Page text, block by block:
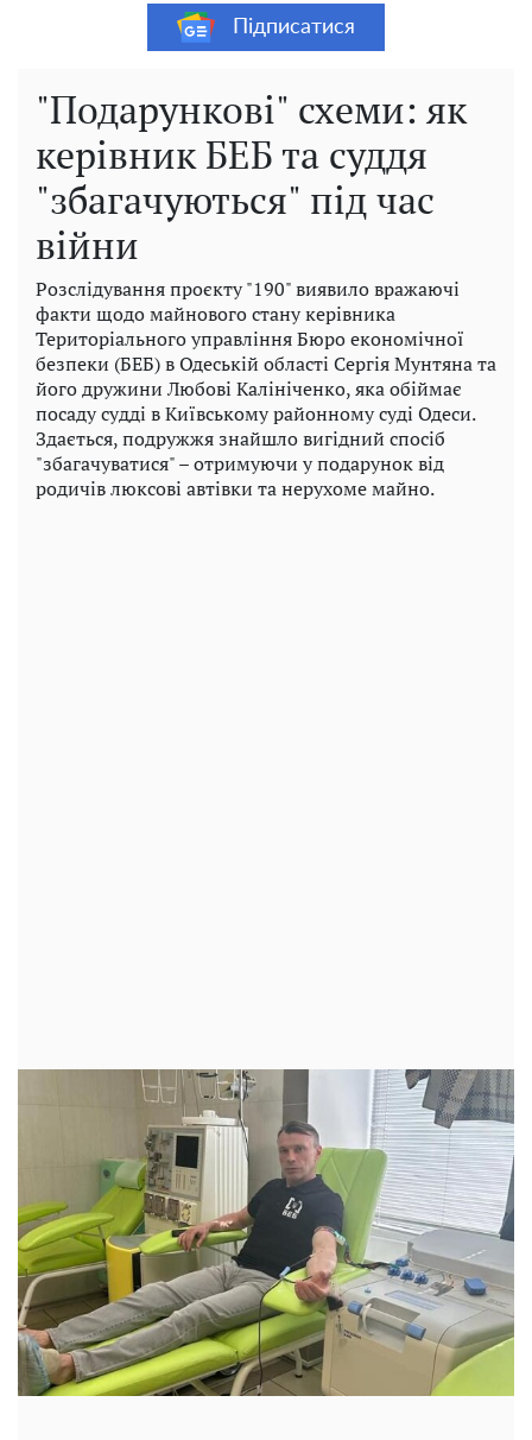
Підписатися
"Подарункові" схеми: як
керівник БЕБ та суддя
"збагачуються" під час
війни
Розслідування проєкту "190" виявило вражаючі
факти щодо майнового стану керівника
Територіального управління Бюро економічної
безпеки (БЕБ) в Одеській області Сергія Мунтяна та
його дружини Любові Калініченко, яка обіймає
посаду судді в Київському районному суді Одеси.
Здається, подружжя знайшло вигідний спосіб
"збагачуватися" – отримуючи у подарунок від
родичів люксові автівки та нерухоме майно.